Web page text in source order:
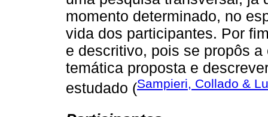
momento determinado, no
vida dos participantes. Por
e descritivo, pois se propôs
temática proposta e
estudado (Sampieri, Collado &